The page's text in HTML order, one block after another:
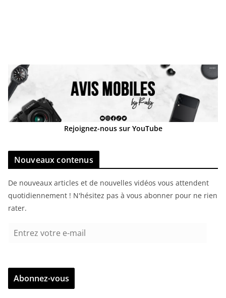
Rejoignez-nous sur YouTube
Nouveaux contenus
De nouveaux articles et de nouvelles vidéos vous attendent
quotidiennement ! N'hésitez pas à vous abonner pour ne rien
rater.
r
z
Abonnez-vous